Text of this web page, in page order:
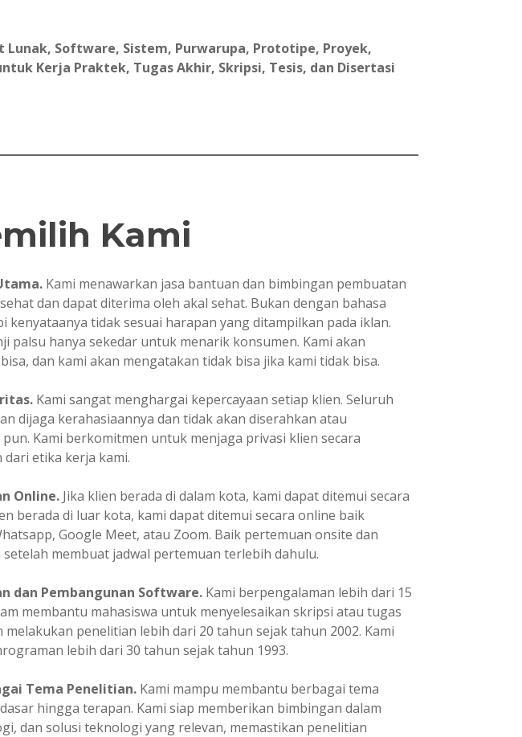
Software, Sistem, Purwarupa, Prototipe, Proyek,
Kerja Praktek, Tugas Akhir, Skripsi, Tesis, dan Disertasi
Kami
Kami menawarkan jasa bantuan dan bimbingan pembuatan
dan dapat diterima oleh akal sehat. Bukan dengan bahasa
kenyataanya tidak sesuai harapan yang ditampilkan pada iklan.
palsu hanya sekedar untuk menarik konsumen. Kami akan
dan kami akan mengatakan tidak bisa jika kami tidak bisa.
Kami sangat menghargai kepercayaan setiap klien. Seluruh
dijaga kerahasiaannya dan tidak akan diserahkan atau
Kami berkomitmen untuk menjaga privasi klien secara
etika kerja kami.
Online.Jika klien berada di dalam kota, kami dapat ditemui secara
berada di luar kota, kami dapat ditemui secara online baik
Google Meet, atau Zoom. Baik pertemuan onsite dan
membuat jadwal pertemuan terlebih dahulu.
dan Pembangunan Software. Kami berpengalaman lebih dari 15
membantu mahasiswa untuk menyelesaikan skripsi atau tugas
penelitian lebih dari 20 tahun sejak tahun 2002. Kami
lebih dari 30 tahun sejak tahun 1993.
Tema Penelitian.Kami mampu membantu berbagai tema
hingga terapan. Kami siap memberikan bimbingan dalam
dan solusi teknologi yang relevan, memastikan penelitian